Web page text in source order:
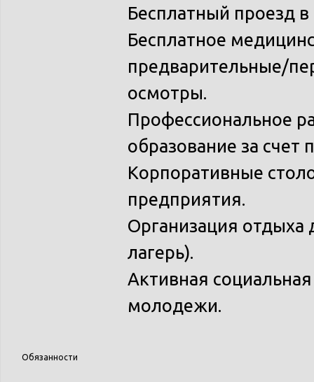
Бесплатный проезд
Бесплатное
предварительные/
осмотры.
Профессиональное
образование за счет
Корпоративные
предприятия.
Организация отдыха
лагерь).
Активная
молодежи.
Обязанности